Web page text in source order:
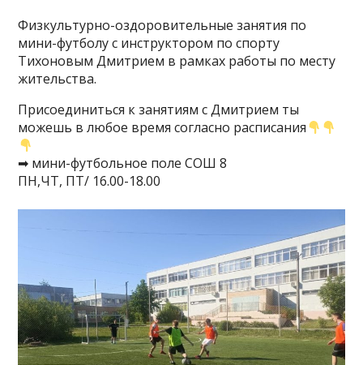
Физкультурно-оздоровительные занятия по
мини-футболу с инструктором по спорту
Тихоновым Дмитрием в рамках работы по месту
жительства.
Присоединиться к занятиям с Дмитрием ты
можешь в любое время согласно расписания
➡ мини-футбольное поле СОШ 8
ПН,ЧТ, ПТ/ 16.00-18.00